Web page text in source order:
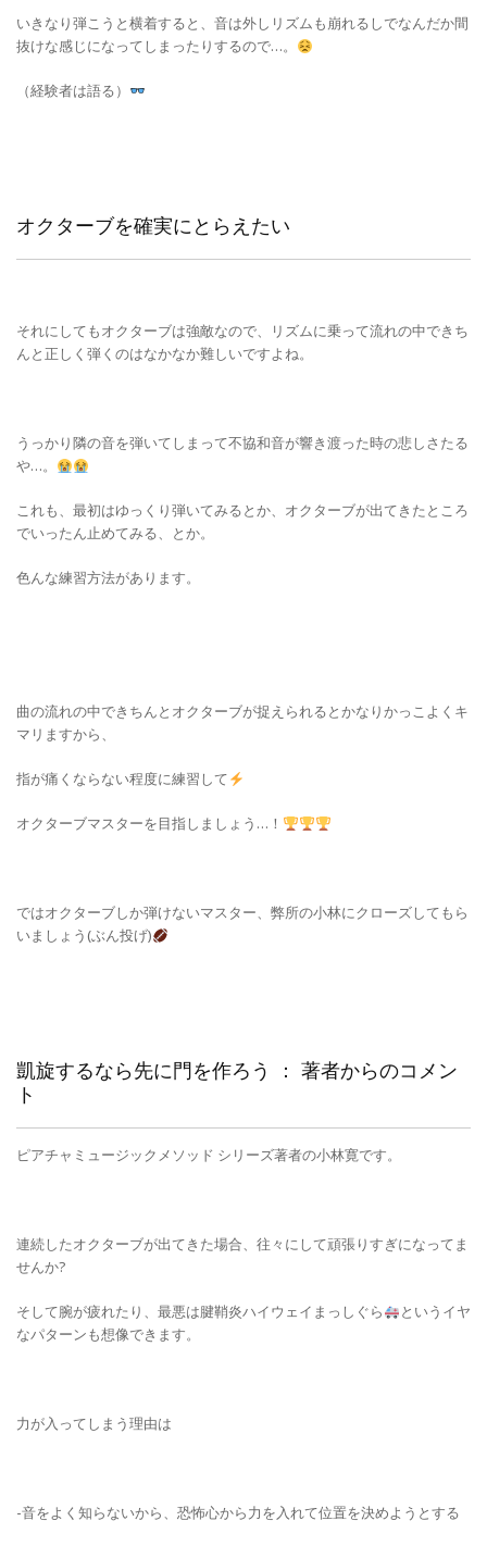
いきなり弾こうと横着すると、音は外しリズムも崩れるしでなんだか間
抜けな感じになってしまったりするので…。
（経験者は語る）
オクターブを確実にとらえたい
それにしてもオクターブは強敵なので、リズムに乗って流れの中できち
んと正しく弾くのはなかなか難しいですよね。
うっかり隣の音を弾いてしまって不協和音が響き渡った時の悲しさたる
や…。
これも、最初はゆっくり弾いてみるとか、オクターブが出てきたところ
でいったん止めてみる、とか。
色んな練習方法があります。
曲の流れの中できちんとオクターブが捉えられるとかなりかっこよくキ
マリますから、
指が痛くならない程度に練習して
オクターブマスターを目指しましょう…！
ではオクターブしか弾けないマスター、弊所の小林にクローズしてもら
いましょう(ぶん投げ)
凱旋するなら先に門を作ろう ： 著者からのコメン
ト
ピアチャミュージックメソッド シリーズ著者の小林寛です。
連続したオクターブが出てきた場合、往々にして頑張りすぎになってま
せんか?
そして腕が疲れたり、最悪は腱鞘炎ハイウェイまっしぐら
というイヤ
なパターンも想像できます。
力が入ってしまう理由は
-音をよく知らないから、恐怖心から力を入れて位置を決めようとする